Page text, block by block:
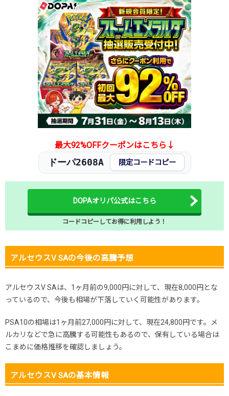
最大92%OFFクーポンはこちら↓
ドーパ2608A 限定コードコピー
DOPAオリパ公式はこちら
コードコピーしてお得に利用しよう！
アルセウスV SAの今後の高騰予想
アルセウスV SAは、1ヶ月前の9,000円に対して、現在8,000円とな
っているので、今後も相場が下落していく可能性があります。
PSA10の相場は1ヶ月前27,000円に対して、現在24,800円です。メ
ルカリなどで急に高騰する可能性もあるので、保有している場合は
こまめに価格推移を確認しましょう。
アルセウスV SAの基本情報